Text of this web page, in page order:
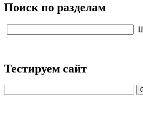
Поиск по разделам
Тестируем сайт